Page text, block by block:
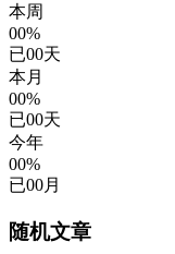
本周
00%
已00天
本月
00%
已00天
今年
00%
已00月
随机文章